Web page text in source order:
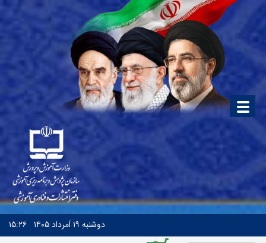
دوشنبه ۱۹ اَمرداد ۱۴۰۵ ۱۵:۲۶